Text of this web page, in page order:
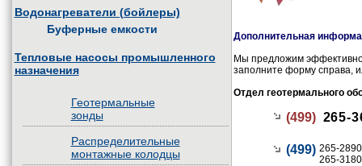
Водонагреватели (бойлеры)
Буферные емкости
Тепловые насосы промышленного
назначения
Геотермальные
зонды
Распределительные
монтажные колодцы
Дополнительная
Мы предложим
заполните форму справа,
Отдел геотермального
(499) 265-
(499) 265-2890
265-